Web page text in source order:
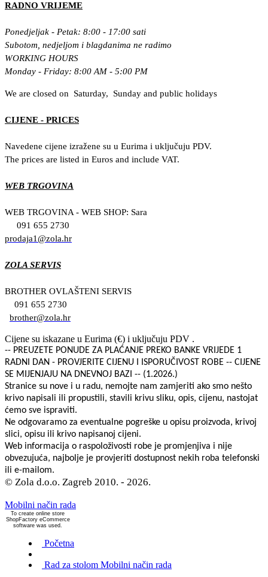
RADNO VRIJEME
Ponedjeljak - Petak: 8:00 - 17:00 sati
Subotom, nedjeljom i blagdanima ne radimo
WORKING HOURS
Monday - Friday: 8:00 AM - 5:00 PM
We are closed on Saturday, Sunday and public holidays
CIJENE - PRICES
Navedene cijene izražene su u Eurima i uključuju PDV.
The prices are listed in Euros and include VAT.
WEB TRGOVINA
WEB TRGOVINA - WEB SHOP: Sara
091 655 2730
prodaja1@zola.hr
ZOLA SERVIS
BROTHER OVLAŠTENI SERVIS
091 655 2730
brother@zola.hr
Cijene su iskazane u Eurima (€) i uključuju PDV .
-- PREUZETE PONUDE ZA PLAĆANJE PREKO BANKE VRIJEDE 1
RADNI DAN - PROVJERITE CIJENU I ISPORUČIVOST ROBE -- CIJENE
SE MIJENJAJU NA DNEVNOJ BAZI -- (1.2026.)
Stranice su nove i u radu, nemojte nam zamjeriti ako smo nešto
krivo napisali ili propustili, stavili krivu sliku, opis, cijenu, nastojat
ćemo sve ispraviti.
Ne odgovaramo za eventualne pogreške u opisu proizvoda, krivoj
slici, opisu ili krivo napisanoj cijeni.
Web informacija o raspoloživosti robe je promjenjiva i nije
obvezujuća, najbolje je provjeriti dostupnost nekih roba telefonski
ili e-mailom.
© Zola d.o.o. Zagreb 2010. - 2026.
Mobilni način rada
To create online store
ShopFactory eCommerce
software was used.
Početna
Rad za stolom Mobilni način rada